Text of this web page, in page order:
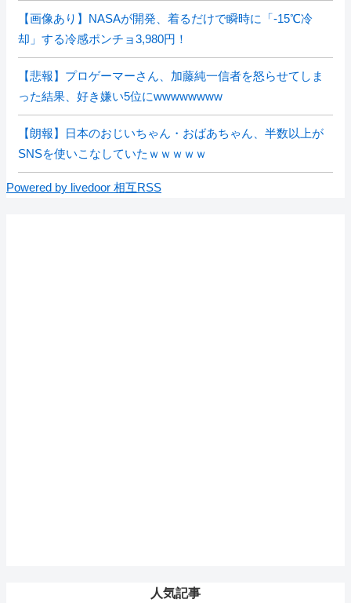
【画像あり】NASAが開発、着るだけで瞬時に「-15℃冷
却」する冷感ポンチョ3,980円！
【悲報】プロゲーマーさん、加藤純一信者を怒らせてしま
った結果、好き嫌い5位にwwwwwwww
【朗報】日本のおじいちゃん・おばあちゃん、半数以上が
SNSを使いこなしていたｗｗｗｗｗ
Powered by livedoor 相互RSS
人気記事